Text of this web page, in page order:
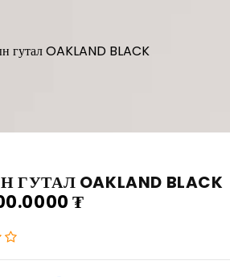
гутал OAKLAND BLACK
OAKLAND BLACK
₮